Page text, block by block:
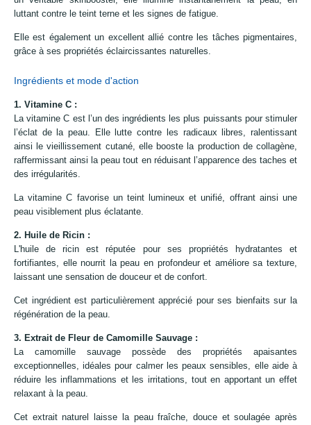
luttant contre le teint terne et les signes de fatigue.
Elle est également un excellent allié contre les tâches pigmentaires,
grâce à ses propriétés éclaircissantes naturelles.
Ingrédients et mode d'action
1. Vitamine C :
La vitamine C est l’un des ingrédients les plus puissants pour stimuler
l’éclat de la peau. Elle lutte contre les radicaux libres, ralentissant
ainsi le vieillissement cutané, elle booste la production de collagène,
raffermissant ainsi la peau tout en réduisant l’apparence des taches et
des irrégularités.
La vitamine C favorise un teint lumineux et unifié, offrant ainsi une
peau visiblement plus éclatante.
2. Huile de Ricin :
L'huile de ricin est réputée pour ses propriétés hydratantes et
fortifiantes, elle nourrit la peau en profondeur et améliore sa texture,
laissant une sensation de douceur et de confort.
Cet ingrédient est particulièrement apprécié pour ses bienfaits sur la
régénération de la peau.
3. Extrait de Fleur de Camomille Sauvage :
La camomille sauvage possède des propriétés apaisantes
exceptionnelles, idéales pour calmer les peaux sensibles, elle aide à
réduire les inflammations et les irritations, tout en apportant un effet
relaxant à la peau.
Cet extrait naturel laisse la peau fraîche, douce et soulagée après